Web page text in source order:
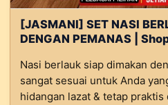
[JASMANI] SET NASI
DENGAN PEMANAS |
Nasi berlauk siap dimakan
sangat sesuai untuk Anda
hidangan lazat & tetap praktis